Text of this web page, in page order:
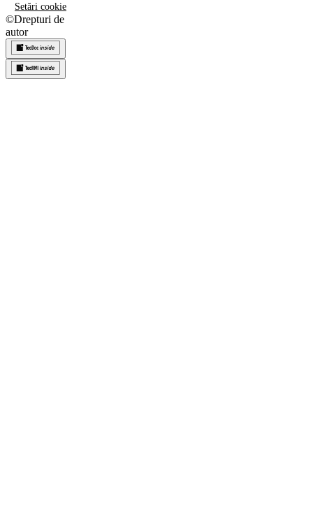
Setări cookie
©Drepturi de
autor